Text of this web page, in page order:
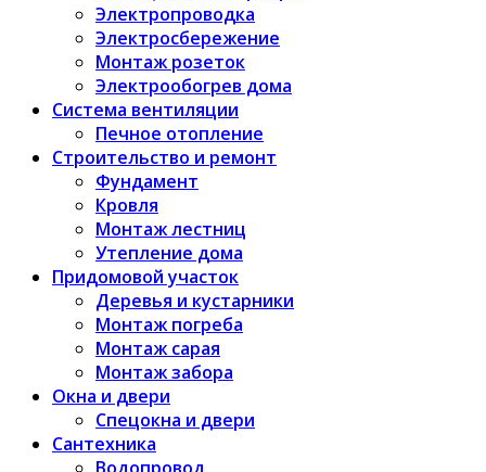
Электропроводка
Электросбережение
Монтаж розеток
Электрообогрев дома
Система вентиляции
Печное отопление
Строительство и ремонт
Фундамент
Кровля
Монтаж лестниц
Утепление дома
Придомовой участок
Деревья и кустарники
Монтаж погреба
Монтаж сарая
Монтаж забора
Окна и двери
Спецокна и двери
Сантехника